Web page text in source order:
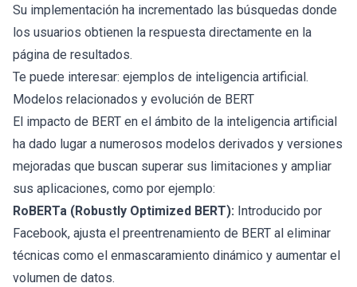
Su implementación ha incrementado las búsquedas donde
los usuarios obtienen la respuesta directamente en la
página de resultados.
Te puede interesar: ejemplos de inteligencia artificial.
Modelos relacionados y evolución de BERT
El impacto de BERT en el ámbito de la inteligencia artificial
ha dado lugar a numerosos modelos derivados y versiones
mejoradas que buscan superar sus limitaciones y ampliar
sus aplicaciones, como por ejemplo:
RoBERTa (Robustly Optimized BERT): Introducido por
Facebook, ajusta el preentrenamiento de BERT al eliminar
técnicas como el enmascaramiento dinámico y aumentar el
volumen de datos.